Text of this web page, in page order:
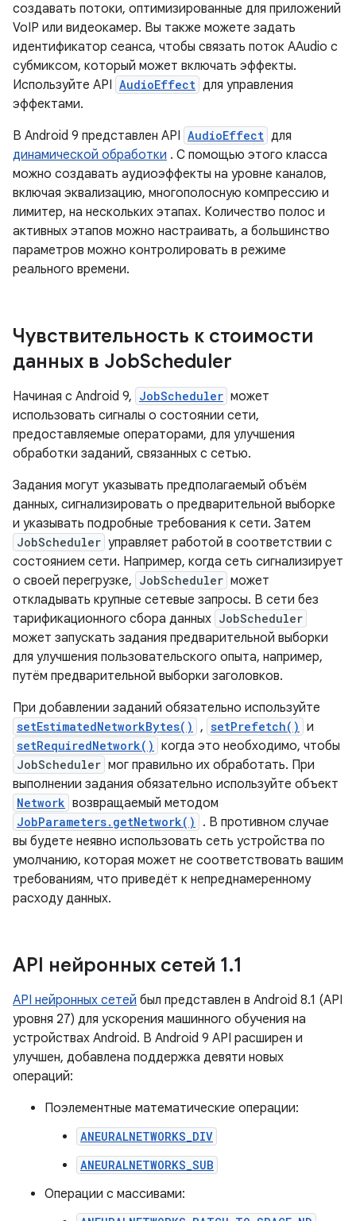
создавать потоки, оптимизированные для приложений
VoIP или видеокамер. Вы также можете задать
идентификатор сеанса, чтобы связать поток AAudio с
субмиксом, который может включать эффекты.
Используйте API AudioEffect для управления
эффектами.
В Android 9 представлен API AudioEffect для
динамической обработки . С помощью этого класса
можно создавать аудиоэффекты на уровне каналов,
включая эквализацию, многополосную компрессию и
лимитер, на нескольких этапах. Количество полос и
активных этапов можно настраивать, а большинство
параметров можно контролировать в режиме
реального времени.
Чувствительность к стоимости
данных в JobScheduler
Начиная с Android 9, JobScheduler может
использовать сигналы о состоянии сети,
предоставляемые операторами, для улучшения
обработки заданий, связанных с сетью.
Задания могут указывать предполагаемый объём
данных, сигнализировать о предварительной выборке
и указывать подробные требования к сети. Затем
JobScheduler управляет работой в соответствии с
состоянием сети. Например, когда сеть сигнализирует
о своей перегрузке, JobScheduler может
откладывать крупные сетевые запросы. В сети без
тарификационного сбора данных JobScheduler
может запускать задания предварительной выборки
для улучшения пользовательского опыта, например,
путём предварительной выборки заголовков.
При добавлении заданий обязательно используйте
setEstimatedNetworkBytes() , setPrefetch() и
setRequiredNetwork() когда это необходимо, чтобы
JobScheduler мог правильно их обработать. При
выполнении задания обязательно используйте объект
Network возвращаемый методом
JobParameters.getNetwork()
. В противном случае
вы будете неявно использовать сеть устройства по
умолчанию, которая может не соответствовать вашим
требованиям, что приведёт к непреднамеренному
расходу данных.
API нейронных сетей 1.1
API нейронных сетей был представлен в Android 8.1 (API
уровня 27) для ускорения машинного обучения на
устройствах Android. В Android 9 API расширен и
улучшен, добавлена поддержка девяти новых
операций:
Поэлементные математические операции:
ANEURALNETWORKS_DIV
ANEURALNETWORKS_SUB
Операции с массивами: